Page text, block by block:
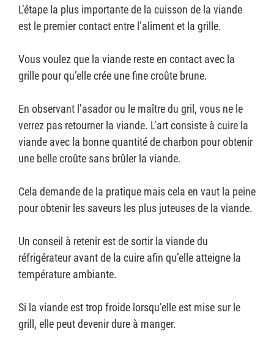
L’étape la plus importante de la cuisson de la viande
est le premier contact entre l’aliment et la grille.
Vous voulez que la viande reste en contact avec la
grille pour qu’elle crée une fine croûte brune.
En observant l’asador ou le maître du gril, vous ne le
verrez pas retourner la viande. L’art consiste à cuire la
viande avec la bonne quantité de charbon pour obtenir
une belle croûte sans brûler la viande.
Cela demande de la pratique mais cela en vaut la peine
pour obtenir les saveurs les plus juteuses de la viande.
Un conseil à retenir est de sortir la viande du
réfrigérateur avant de la cuire afin qu’elle atteigne la
température ambiante.
Si la viande est trop froide lorsqu’elle est mise sur le
grill, elle peut devenir dure à manger.